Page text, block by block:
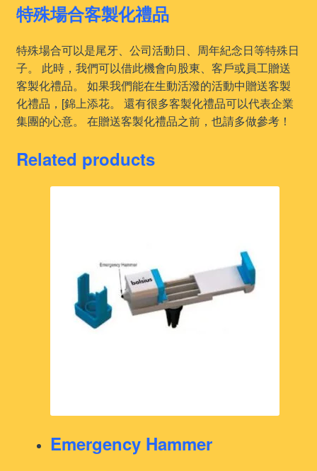
特殊場合客製化禮品
特殊場合可以是尾牙、公司活動日、周年紀念日等特殊日
子。 此時，我們可以借此機會向股東、客戶或員工贈送
客製化禮品。 如果我們能在生動活潑的活動中贈送客製
化禮品，[錦上添花。 還有很多客製化禮品可以代表企業
集團的心意。 在贈送客製化禮品之前，也請多做參考！
Related products
Emergency Hammer